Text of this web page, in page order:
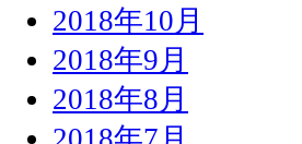
2018年10月
2018年9月
2018年8月